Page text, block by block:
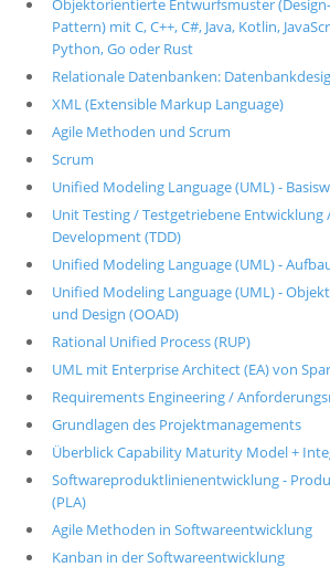
Objektorientierte Entwurfsmuster
Pattern) mit C, C++, C#, Java, Kotlin,
Python, Go oder Rust
Relationale Datenbanken:
XML (Extensible Markup Language)
Agile Methoden und Scrum
Scrum
Unified Modeling Language (UML) -
Unit Testing / Testgetriebene Entwicklung
Development (TDD)
Unified Modeling Language (UML) -
Unified Modeling Language (UML) -
und Design (OOAD)
Rational Unified Process (RUP)
UML mit Enterprise Architect (EA) von
Requirements Engineering /
Grundlagen des Projektmanagements
Überblick Capability Maturity Model +
Softwareproduktlinienentwicklung -
(PLA)
Agile Methoden in Softwareentwicklung
Kanban in der Softwareentwicklung